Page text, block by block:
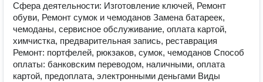
Сфера деятельности: Изготовление ключей, Ремонт
обуви, Ремонт сумок и чемоданов Замена батареек,
чемоданы, сервисное обслуживание, оплата картой,
химчистка, предварительная запись, реставрация
Ремонт: портфелей, рюкзаков, сумок, чемоданов Способ
оплаты: банковским переводом, наличными, оплата
картой, предоплата, электронными деньгами Виды